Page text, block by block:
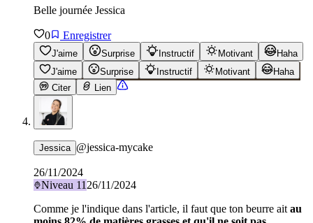
Belle journée Jessica
0 Enregistrer
J'aime Surprise Instructif Motivant
Haha
J'aime
Surprise Instructif Motivant
Haha
Citer
Lien
Jessica @jessica-mycake
26/11/2024
Niveau 11 26/11/2024
Comme je l'indique dans l'article, il faut que ton beurre ait au